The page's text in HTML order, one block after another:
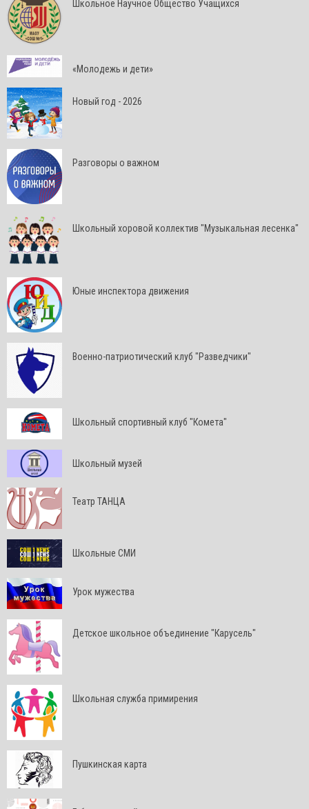
Школьное Научное Общество Учащихся
«Молодежь и дети»
Новый год - 2026
Разговоры о важном
Школьный хоровой коллектив "Музыкальная лесенка"
Юные инспектора движения
Военно-патриотический клуб "Разведчики"
Школьный спортивный клуб "Комета"
Школьный музей
Театр ТАНЦА
Школьные СМИ
Урок мужества
Детское школьное объединение "Карусель"
Школьная служба примирения
Пушкинская карта